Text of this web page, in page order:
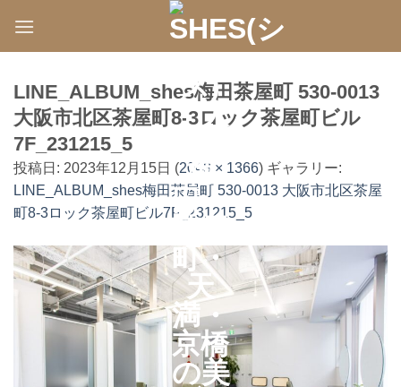
content
LINE_ALBUM_shes梅田茶屋町 530-0013
大阪市北区茶屋町8-3ロック茶屋町ビル
7F_231215_5
投稿日: 2023年12月15日 (2048 × 1366) ギャラリー:
LINE_ALBUM_shes梅田茶屋町 530-0013 大阪市北区茶屋
町8-3ロック茶屋町ビル7F_231215_5